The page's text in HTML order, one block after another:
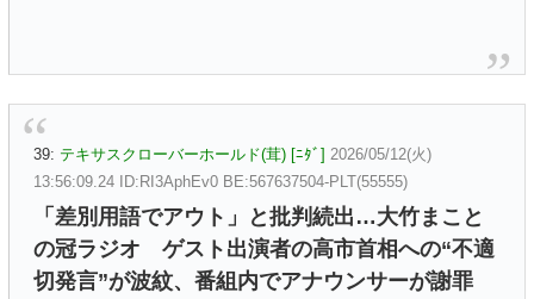
39: テキサスクローバーホールド(茸) [ﾆﾀﾞ] 2026/05/12(火)
13:56:09.24 ID:RI3AphEv0 BE:567637504-PLT(55555)
「差別用語でアウト」と批判続出…大竹まこと
の冠ラジオ ゲスト出演者の高市首相への“不適
切発言”が波紋、番組内でアナウンサーが謝罪